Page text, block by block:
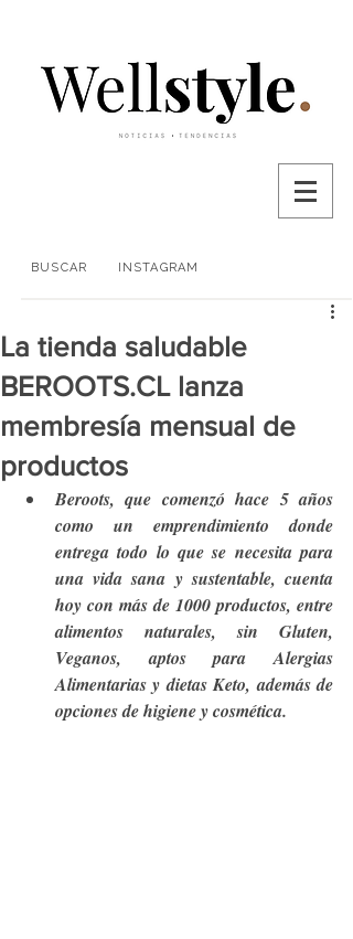
BUSCAR INSTAGRAM
La tienda saludable
BEROOTS.CL lanza
membresía mensual de
productos
Beroots, que comenzó hace 5 años
como un emprendimiento donde
entrega todo lo que se necesita para
una vida sana y sustentable, cuenta
hoy con más de 1000 productos, entre
alimentos naturales, sin Gluten,
Veganos, aptos para Alergias
Alimentarias y dietas Keto, además de
opciones de higiene y cosmética.